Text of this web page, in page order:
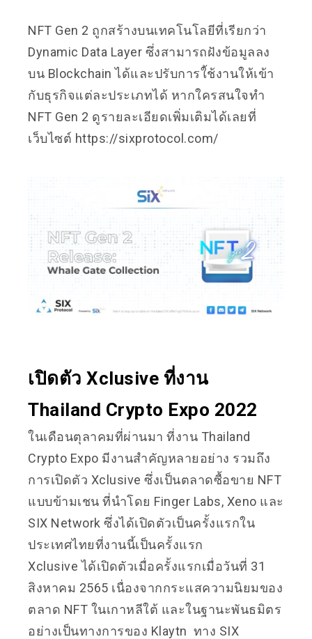
NFT Gen 2 ถูกสร้างบนเทคโนโลยีที่เรียกว่า
Dynamic Data Layer ซึ่งสามารถฝังข้อมูลลง
บน Blockchain ได้และปรับการใ้ช้งานให้เข้า
กับธุรกิจแต่ละประเภทได้ หากใครสนใจทำ
NFT Gen 2 ดูรายละเอียดเพิ่มเติมได้เลยที่
เว็บไซต์ https://sixprotocol.com/
เปิดตัว Xclusive ที่งาน
Thailand Crypto Expo 2022
ในเดือนตุลาคมที่ผ่านมา ที่งาน Thailand
Crypto Expo มีงานสำคัญหลายอย่าง รวมถึง
การเปิดตัว Xclusive ซึ่งเป็นตลาดซื้อขาย NFT
แบบข้ามเชน ที่นำโดย Finger Labs, Xeno และ
SIX Network ซึ่งได้เปิดตัวเป็นครั้งแรกใน
ประเทศไทยที่งานนี้เป็นครั้งแรก
Xclusive ได้เปิดตัวเมื่อครั้งแรกเมื่อวันที่ 31
สิงหาคม 2565 เนื่องจากกระแสความนิยมของ
ตลาด NFT ในเกาหลีใต้ และในฐานะพันธมิตร
อย่างเป็นทางการของ Klaytn ทาง SIX